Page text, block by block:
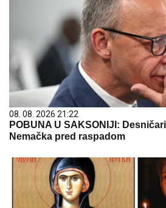
08. 08. 2026 21:22
POBUNA U SAKSONIJI:
Nemačka pred raspadom